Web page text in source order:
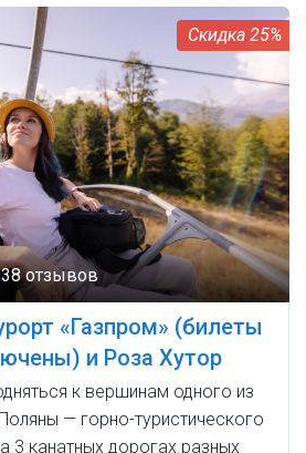
25%
38 отзывов
«Газпром» (билеты
и Роза Хутор
к вершинам одного из
— горно-туристического
3 канатных дорогах разных